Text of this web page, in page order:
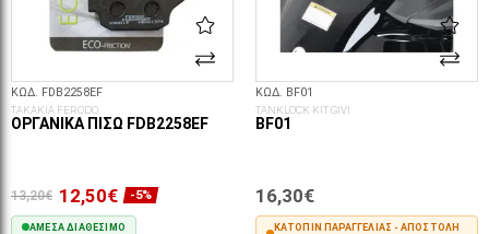
ΚΩΔ. FDB2258EF
ΤΑΚΑΚΙΑ FERODO
ΟΡΓΑΝΙΚΆ ΠΊΣΩ FDB2258EF
13,20€ 12,50€ -5%
ΆΜΕΣΑ ΔΙΑΘΈΣΙΜΟ
ΚΩΔ. BF01
TANKLOCK KIT GIVI
BF01
16,30€
ΚΑΤΌΠΙΝ ΠΑΡΑΓΓΕΛΊΑΣ - ΑΠΟΣΤΟΛΉ